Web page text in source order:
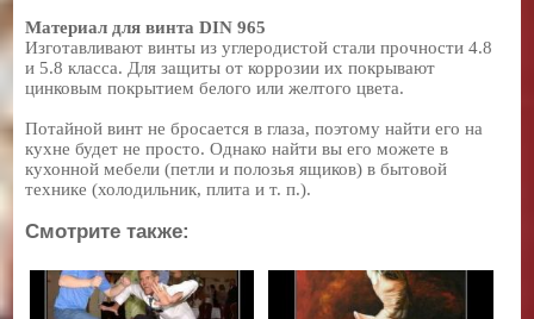
Материал для винта DIN 965
Изготавливают винты из углеродистой стали прочности 4.8
и 5.8 класса. Для защиты от коррозии их покрывают
цинковым покрытием белого или желтого цвета.
Потайной винт не бросается в глаза, поэтому найти его на
кухне будет не просто. Однако найти вы его можете в
кухонной мебели (петли и полозья ящиков) в бытовой
технике (холодильник, плита и т. п.).
Смотрите также: